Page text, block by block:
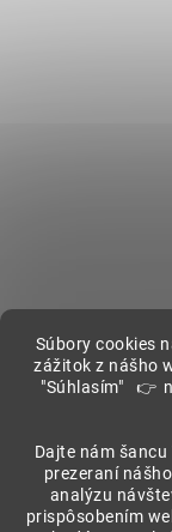
Súbory cookies
zážitok z nášho
"Súhlasím" 👉
Dajte nám
prezeraní
analýzu
prispôsobením
Showroom